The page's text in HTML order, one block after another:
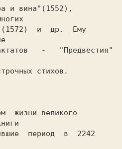
и вина"(1552),
(1572)  и  др.  Ему
-   "Предвестия"
стихов.
период  в  2242